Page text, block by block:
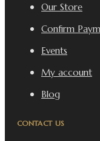
Our Store
Confirm
Events
My account
Blog
CONTACT US